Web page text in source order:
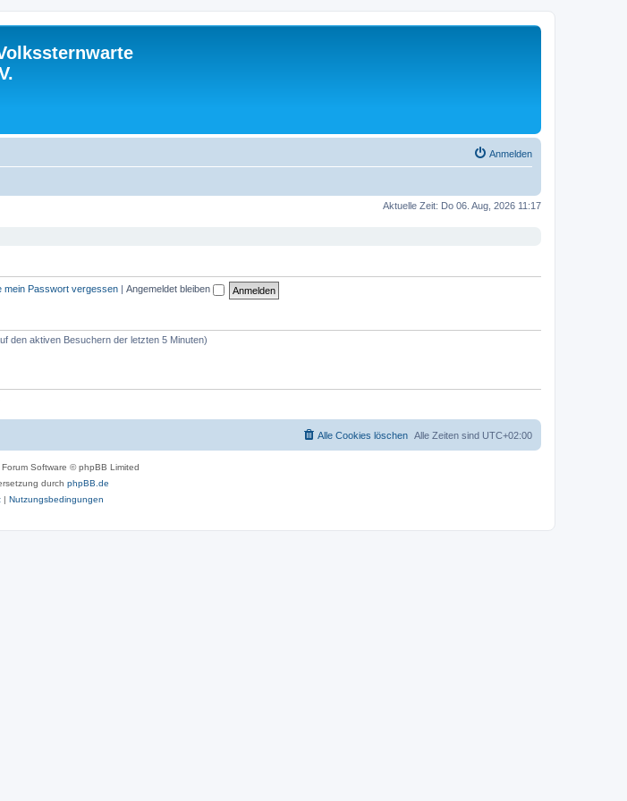
Anmelden
Aktuelle Zeit: Do 06. Aug, 2026 11:17
mein Passwort vergessen Angemeldet bleiben
den aktiven Besuchern der letzten 5 Minuten)
Alle Zeiten sind UTC+02:00
Alle Cookies löschen
Software © phpBB Limited
durch phpBB.de
| Nutzungsbedingungen